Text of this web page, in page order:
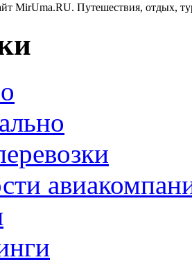
MirUma.RU. Путешествия, отдых,